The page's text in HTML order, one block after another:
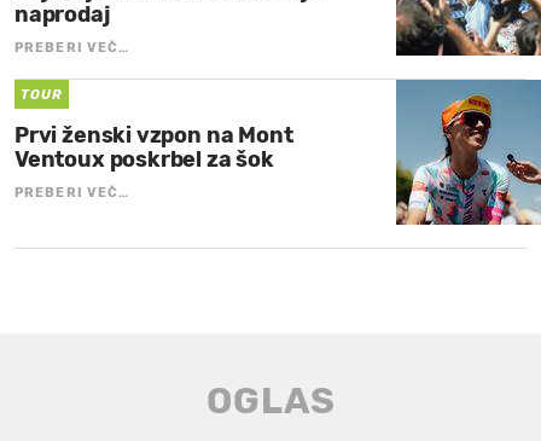
naprodaj
PREBERI VEČ…
TOUR
Prvi ženski vzpon na Mont
Ventoux poskrbel za šok
PREBERI VEČ…